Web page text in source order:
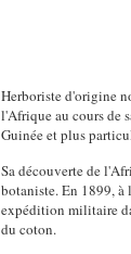
Herboriste d'origine
l'Afrique au cours de
Guinée et plus
Sa découverte de
botaniste. En 1899, à
expédition militaire
du coton.